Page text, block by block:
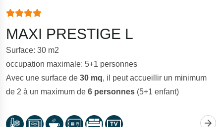
MAXI PRESTIGE L
Surface: 30 m2
occupation maximale: 5+1 personnes
Avec une surface de 30 mq, il peut accueillir un minimum
de 2 à un maximum de 6 personnes (5+1 enfant)